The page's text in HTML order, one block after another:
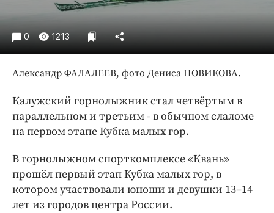
ПРОЕКТЫ
Блоги
Издания
Медиаперсона
Клиника года
0 1213
Александр ФАЛАЛЕЕВ, фото Дениса НОВИКОВА.
Калужский горнолыжник стал четвёртым в
параллельном и третьим - в обычном слаломе
на первом этапе Кубка малых гор.
В горнолыжном спорткомплексе «Квань»
прошёл первый этап Кубка малых гор, в
котором участвовали юноши и девушки 13–14
лет из городов центра России.